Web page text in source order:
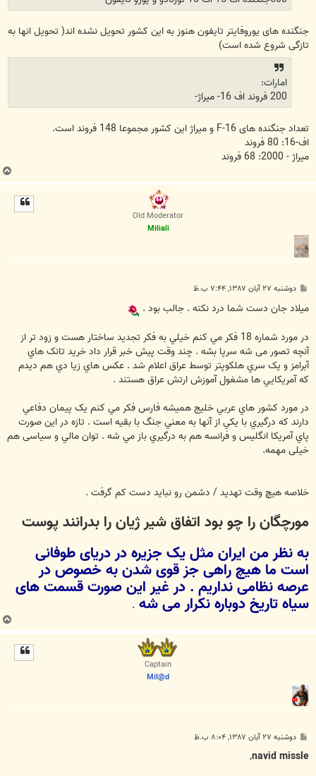
جنگنده های یوروفایتر تایفون هنوز به این کشور تحویل نشده اند( تحویل انها به
تازگی شروع شده است)
امارات:
200 فروند اف 16- میراژ-
تعداد جنگنده های F-16 و میراژ این کشور مجموعا 148 فروند است.
اف-16: 80 فروند
میراژ - 2000: 68 فروند
Old Moderator
Miliali
ت
دوشنبه ۲۷ آبان ۱۳۸۷, ۷:۴۴ ب.ظ
میلاد جان دست شما درد نکنه . جالب بود .
در مورد شماره 18 فکر مي کنم خيلي به فکر تجديد ساختار هست و زود تر از
آنچه تصور می شه سرپا بشه . چند وقت پيش خبر قرار داد خريد تانک هاي
آبرامز و يک سري هلکوپتر توسط عراق اعلام شد . عکس هاي زيا دي هم ديدم
که آمريکايي ها مشغول آموزش ارتش عراق هستند .
در مورد کشور هاي عربي خليج هميشه فارس فکر مي کنم يک پيمان دفاعي
دارند که درگيري با يکي از آنها به معني جنگ با بقيه است . تازه در اين صورت
پاي آمريکا انگليس و فرانسه هم به درگيري باز مي شه . توان مالي و سیاسی هم
خیلی مهمه.
خلاصه هیچ وقت تهدید / دشمن رو نبايد دست کم گرفت .
مورچگان را چو بود اتفاق شير ژيان را بدرانند پوست
به نظر من ایران مثل یک جزیره در دریای طوفانی
است ما هیچ راهی جز قوی شدن به خصوص در
عرصه نظامی نداریم . در غیر این صورت قسمت های
سیاه تاریخ دوباره نکرار می شه .
Captain
Mil@d
ت
دوشنبه ۲۷ آبان ۱۳۸۷, ۸:۰۴ ب.ظ
navid missle
,